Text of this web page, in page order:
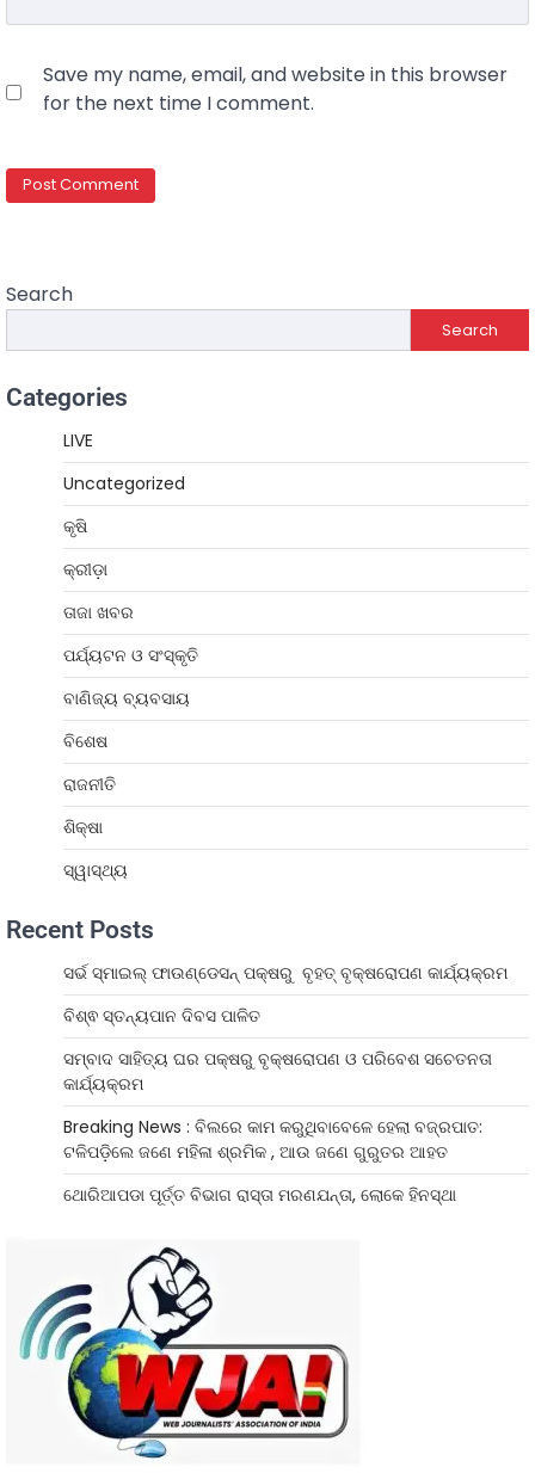
Save my name, email, and website in this browser
for the next time I comment.
Search
Search
Categories
LIVE
Uncategorized
କୃଷି
କ୍ରୀଡ଼ା
ତାଜା ଖବର
ପର୍ଯ୍ୟଟନ ଓ ସଂସ୍କୃତି
ବାଣିଜ୍ୟ ବ୍ୟବସାୟ
ବିଶେଷ
ରାଜନୀତି
ଶିକ୍ଷା
ସ୍ୱାସ୍ଥ୍ୟ
Recent Posts
ସର୍ଭ ସ୍ମାଇଲ୍ ଫାଉଣ୍ଡେସନ୍ ପକ୍ଷରୁ ବୃହତ୍ ବୃକ୍ଷରୋପଣ କାର୍ଯ୍ୟକ୍ରମ
ବିଶ୍ଵ ସ୍ତନ୍ୟପାନ ଦିବସ ପାଳିତ
ସମ୍ବାଦ ସାହିତ୍ୟ ଘର ପକ୍ଷରୁ ବୃକ୍ଷରୋପଣ ଓ ପରିବେଶ ସଚେତନତା
କାର୍ଯ୍ୟକ୍ରମ
Breaking News : ବିଲରେ କାମ କରୁଥିବାବେଳେ ହେଲା ବଜ୍ରପାତ:
ଟଳିପଡ଼ିଲେ ଜଣେ ମହିଳା ଶ୍ରମିକ , ଆଉ ଜଣେ ଗୁରୁତର ଆହତ
ଥୋରିଆପଡା ପୂର୍ତ୍ତ ବିଭାଗ ରାସ୍ତା ମରଣଯନ୍ତା, ଲୋକେ ହିନସ୍ଥା